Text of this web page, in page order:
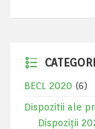
BECL 2020 (6)
Dispozitii ale
Dispoziții